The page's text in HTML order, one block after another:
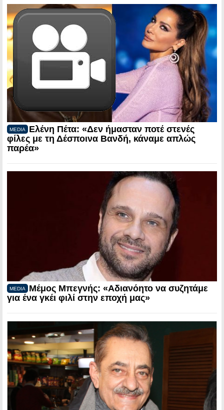
MEDIA
Ελένη Πέτα: «Δεν ήμασταν ποτέ στενές
φίλες με τη Δέσποινα Βανδή, κάναμε απλώς
παρέα»
MEDIA
Μέμος Μπεγνής: «Αδιανόητο να συζητάμε
για ένα γκέι φιλί στην εποχή μας»